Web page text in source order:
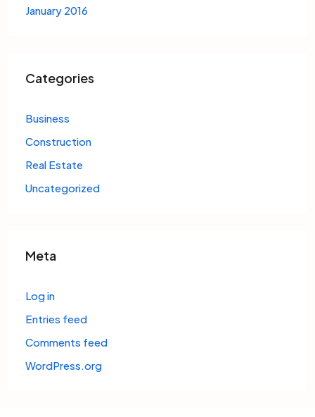
January 2016
Categories
Business
Construction
Real Estate
Uncategorized
Meta
Log in
Entries feed
Comments feed
WordPress.org